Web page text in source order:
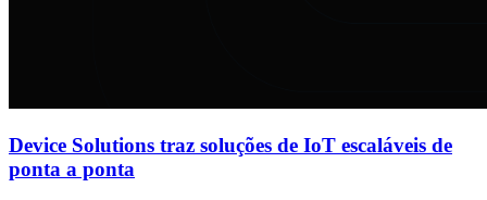
Device Solutions traz soluções de IoT escaláveis de
ponta a ponta